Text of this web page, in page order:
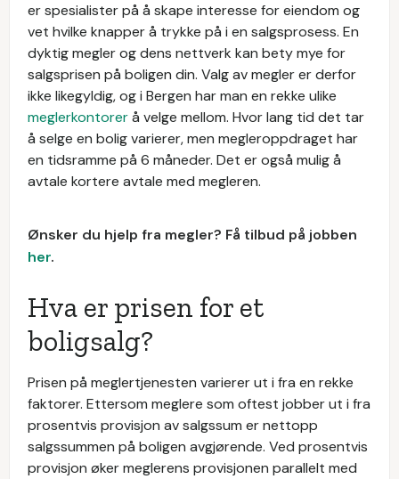
er spesialister på å skape interesse for eiendom og
vet hvilke knapper å trykke på i en salgsprosess. En
dyktig megler og dens nettverk kan bety mye for
salgsprisen på boligen din. Valg av megler er derfor
ikke likegyldig, og i Bergen har man en rekke ulike
meglerkontorerå velge mellom. Hvor lang tid det tar
å selge en bolig varierer, men megleroppdraget har
en tidsramme på 6 måneder. Det er også mulig å
avtale kortere avtale med megleren.
Ønsker du hjelp fra megler? Få tilbud på jobben
her.
Hva er prisen for et
boligsalg?
Prisen på meglertjenesten varierer ut i fra en rekke
faktorer. Ettersom meglere som oftest jobber ut i fra
prosentvis provisjon av salgssum er nettopp
salgssummen på boligen avgjørende. Ved prosentvis
provisjon øker meglerens provisjonen parallelt med